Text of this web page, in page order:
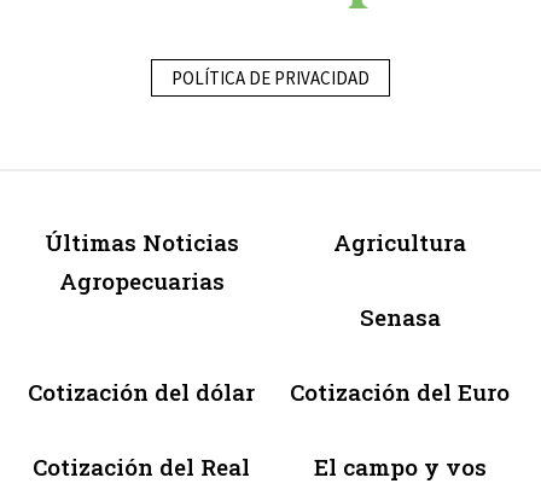
POLÍTICA DE PRIVACIDAD
Últimas Noticias
Agropecuarias
Agricultura
Senasa
Cotización del dólar Cotización del Euro
Cotización del Real El campo y vos